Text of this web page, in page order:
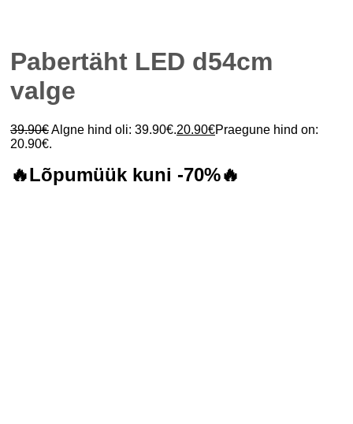
Pabertäht LED d54cm
valge
39.90€Algne hind oli: 39.90€.20.90€Praegune hind on:
20.90€.
🔥Lõpumüük kuni -70%🔥